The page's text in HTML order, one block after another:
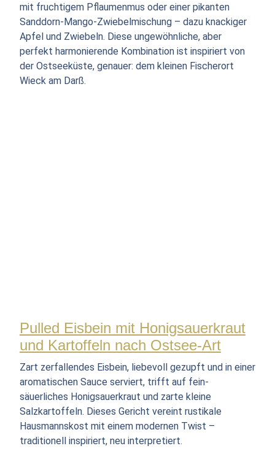
mit fruchtigem Pflaumenmus oder einer pikanten
Sanddorn-Mango-Zwiebelmischung – dazu knackiger
Apfel und Zwiebeln. Diese ungewöhnliche, aber
perfekt harmonierende Kombination ist inspiriert von
der Ostseeküste, genauer: dem kleinen Fischerort
Wieck am Darß.
Pulled Eisbein mit Honigsauerkraut
und Kartoffeln nach Ostsee-Art
Zart zerfallendes Eisbein, liebevoll gezupft und in einer
aromatischen Sauce serviert, trifft auf fein-
säuerliches Honigsauerkraut und zarte kleine
Salzkartoffeln. Dieses Gericht vereint rustikale
Hausmannskost mit einem modernen Twist –
traditionell inspiriert, neu interpretiert.